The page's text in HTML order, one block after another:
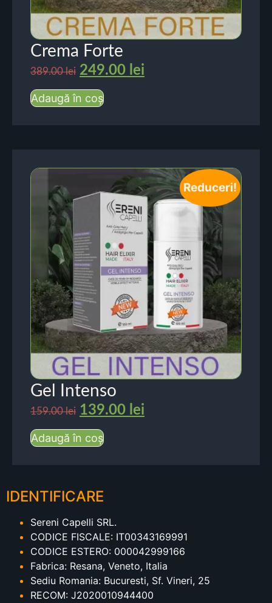
Crema Forte
389.00lei 249.00 lei
Adaugă în coș
Reduceri!
Gel Intenso
159.00lei 139.00 lei
Adaugă în coș
IDENTIFICARE
Sereni Capelli SRL.
CODICE FISCALE: IT00343169991
CODICE ESTERO: 000042999166
Fabrica: Resana, Veneto, Italia
Sediu Romania: Bucuresti, Sf. Vineri, 25
RECOM: J2020010944400